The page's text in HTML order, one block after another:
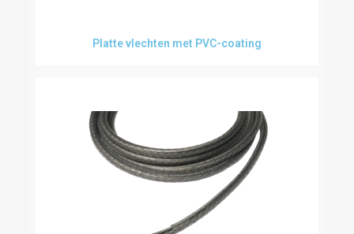
Platte vlechten met PVC-coating